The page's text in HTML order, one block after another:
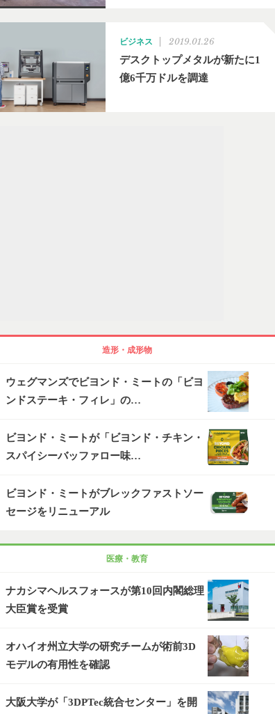
ビジネス 2019.01.26
デスクトップメタルが新たに1
億6千万ドルを調達
造形・成形物
ウェグマンズでビヨンド・ミートの「ビヨ
ンドステーキ・フィレ」の…
ビヨンド・ミートが「ビヨンド・チキン・
スパイシーバッファロー味…
ビヨンド・ミートがブレックファストソー
セージをリニューアル
医療・教育
ナカシマヘルスフォースが第10回内閣総理
大臣賞を受賞
オハイオ州立大学の研究チームが術前3D
モデルの有用性を確認
大阪大学が「3DPTec統合センター」を開